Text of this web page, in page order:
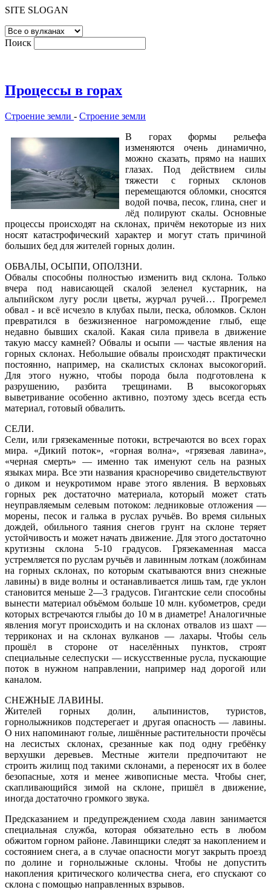
SITE SLOGAN
Поиск
Процессы в горах
Строение земли - Строение земли
В горах формы рельефа
изменяются очень динамично,
можно сказать, прямо на наших
глазах. Под действием силы
тяжести с горных склонов
перемещаются обломки, сносятся
водой почва, песок, глина, снег и
лёд полируют скалы. Основные
процессы происходят на склонах, причём некоторые из них
носят катастрофический характер и могут стать причиной
больших бед для жителей горных долин.
ОБВАЛЫ, ОСЫПИ, ОПОЛЗНИ.
Обвалы способны полностью изменить вид склона. Только
вчера под нависающей скалой зеленел кустарник, на
альпийском лугу росли цветы, журчал ручей… Прогремел
обвал - и всё исчезло в клубах пыли, песка, обломков. Склон
превратился в безжизненное нагромождение глыб, еще
недавно бывших скалой. Какая сила привела в движение
такую массу камней? Обвалы и осыпи — частые явления на
горных склонах. Небольшие обвалы происходят практически
постоянно, например, на скалистых склонах высокогорий.
Для этого нужно, чтобы порода была подготовлена к
разрушению, разбита трещинами. В высокогорьях
выветривание особенно активно, поэтому здесь всегда есть
материал, готовый обвалить.
СЕЛИ.
Сели, или грязекаменные потоки, встречаются во всех горах
мира. «Дикий поток», «горная волна», «грязевая лавина»,
«черная смерть» — именно так именуют сель на разных
языках мира. Все эти названия красноречиво свидетельствуют
о диком и неукротимом нраве этого явления. В верховьях
горных рек достаточно материала, который может стать
неуправляемым селевым потоком: ледниковые отложения —
морены, песок и галька в руслах ручьёв. Во время сильных
дождей, обильного таяния снегов грунт на склоне теряет
устойчивость и может начать движение. Для этого достаточно
крутизны склона 5-10 градусов. Грязекаменная масса
устремляется по руслам ручьёв и лавинным лоткам (ложбинам
на горных склонах, по которым скатываются вниз снежные
лавины) в виде волны и останавливается лишь там, где уклон
становится меньше 2—3 градусов. Гигантские сели способны
вынести материал объёмом больше 10 млн. кубометров, среди
которых встречаются глыбы до 10 м в диаметре! Аналогичные
явления могут происходить и на склонах отвалов из шахт —
терриконах и на склонах вулканов — лахары. Чтобы сель
прошёл в стороне от населённых пунктов, строят
специальные селеспуски — искусственные русла, пускающие
поток в нужном направлении, например над дорогой или
каналом.
СНЕЖНЫЕ ЛАВИНЫ.
Жителей горных долин, альпинистов, туристов,
горнолыжников подстерегает и другая опасность — лавины.
О них напоминают голые, лишённые растительности прочёсы
на лесистых склонах, срезанные как под одну гребёнку
верхушки деревьев. Местные жители предпочитают не
строить жилищ под такими склонами, а переносят их в более
безопасные, хотя и менее живописные места. Чтобы снег,
скапливающийся зимой на склоне, пришёл в движение,
иногда достаточно громкого звука.
Предсказанием и предупреждением схода лавин занимается
специальная служба, которая обязательно есть в любом
обжитом горном районе. Лавинщики следят за накоплением и
состоянием снега, а в случае опасности могут закрыть проезд
по долине и горнолыжные склоны. Чтобы не допустить
накопления критического количества снега, его спускают со
склона с помощью направленных взрывов.